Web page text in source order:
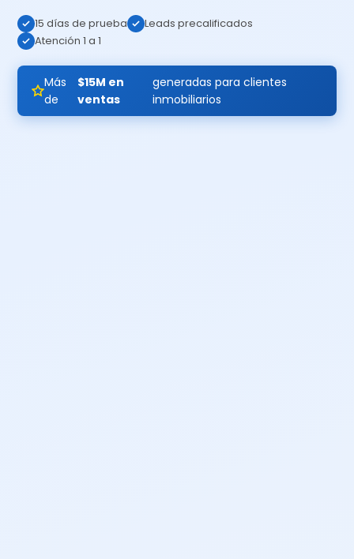
15 días de prueba
Leads precalificados
Atención 1 a 1
Más
de
$15M en
ventas
generadas para clientes
inmobiliarios